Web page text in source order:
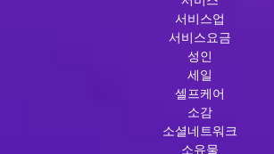
서비스업
서비스요금
성인
세일
셀프케어
소감
소셜네트워크
소유물